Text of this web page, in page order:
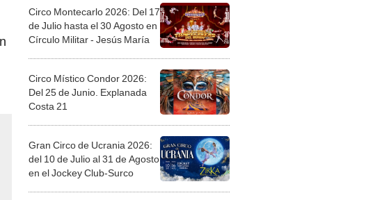
Círculo Militar - Jesús María
Circo Místico Condor 2026:
Del 25 de Junio. Explanada
Costa 21
Gran Circo de Ucrania 2026:
del 10 de Julio al 31 de Agosto
en el Jockey Club-Surco
La Casa de Timoteo 2026: Del
17 de Julio al 30 de Agosto en